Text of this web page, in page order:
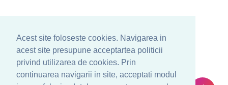
Acest site foloseste cookies. Navigarea in
acest site presupune acceptartea politicii
privind utilizarea de cookies. Prin
continuarea navigarii in site, acceptati modul